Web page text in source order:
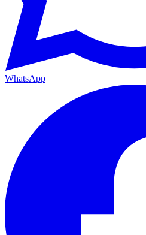
WhatsApp